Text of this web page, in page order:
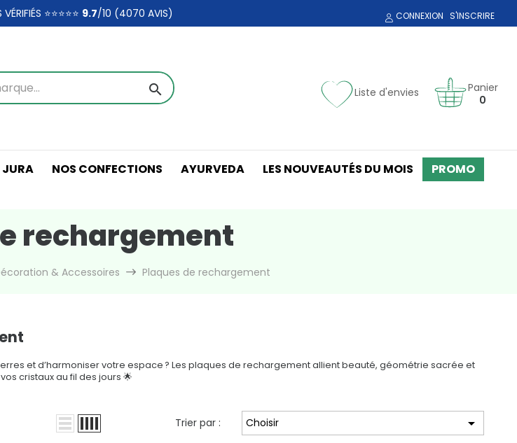
⭐⭐⭐⭐⭐ 9.7/10 (4070 AVIS) CONNEXION S'INSCRIRE
search Liste d'envies
Panier
0
JURA NOS CONFECTIONS AYURVEDA LES NOUVEAUTÉS DU MOIS PROMO
rechargement
& Accessoires Plaques de rechargement
et d’harmoniser votre espace ? Les plaques de rechargement allient beauté, géométrie sacrée et
cristaux au fil des jours 🌟
Trier par : Choisir 